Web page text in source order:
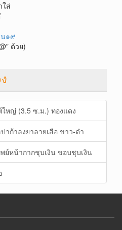
ใส่
น๑๙
ด้วย)
หญ่ (3.5 ซ.ม.) ทองแดง
าก้าลงยาลายเสือ ขาว-ดำ
ย์หน้ากากชุบเงิน ขอบชุบเงิน